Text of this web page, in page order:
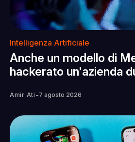
Intelligenza Artificiale
Anche un modello di
hackerato un'azienda
Amir Ati -7 agosto 2026